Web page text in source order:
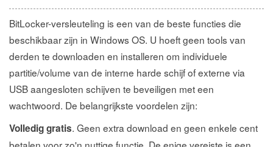
BitLocker-versleuteling is een van de beste functies die
beschikbaar zijn in Windows OS. U hoeft geen tools van
derden te downloaden en installeren om individuele
partitie/volume van de interne harde schijf of externe via
USB aangesloten schijven te beveiligen met een
wachtwoord. De belangrijkste voordelen zijn:
Volledig gratis. Geen extra download en geen enkele cent